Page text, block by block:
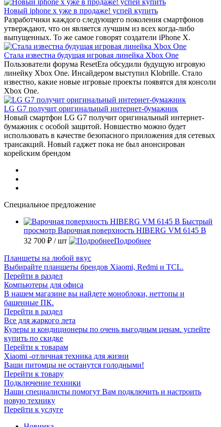
Новый iphone x уже в продаже! успей купить
Разработчики каждого следующего поколения смартфонов
утверждают, что он является лучшим из всех когда-либо
выпущенных. То же самое говорят создатели iPhone X.
Стала известна будущая игровая линейка Xbox One
Пользователи форума ResetEra обсудили будущую игровую
линейку Xbox One. Инсайдером выступил Klobrille. Стало
известно, какие новые игровые проекты появятся для консоли
Xbox One.
LG G7 получит оригинальный интернет-бумажник
Новый смартфон LG G7 получит оригинальный интернет-
бумажник с особой защитой. Новшество можно будет
использовать в качестве безопасного приложения для сетевых
трансакций. Новый гаджет пока не был анонсирован
корейским брендом
Специальное предложение
Быстрый
просмотр Варочная поверхность HIBERG VM 6145 B
32 700 ₽ / шт Подробнее
Планшеты на любой вкус
Выбирайте планшеты брендов Xiaomi, Redmi и TCL.
Перейти в раздел
Компьютеры для офиса
В нашем магазине вы найдете моноблоки, неттопы и
башенные ПК.
Перейти в раздел
Все для жаркого лета
Кулеры и кондиционеры по очень выгодным ценам. успейте
купить по скидке
Перейти к товарам
Xiaomi -отличная техника для жизни
Ваши питомцы не останутся голодными!
Перейти к товару
Подключение техники
Наши специалисты помогут Вам подключить и настроить
новую технику
Перейти к услуге